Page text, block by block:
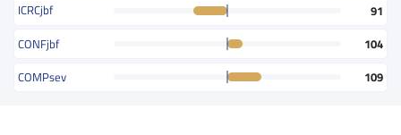
ICRCjbf
91
CONFjbf
104
COMPsev
109